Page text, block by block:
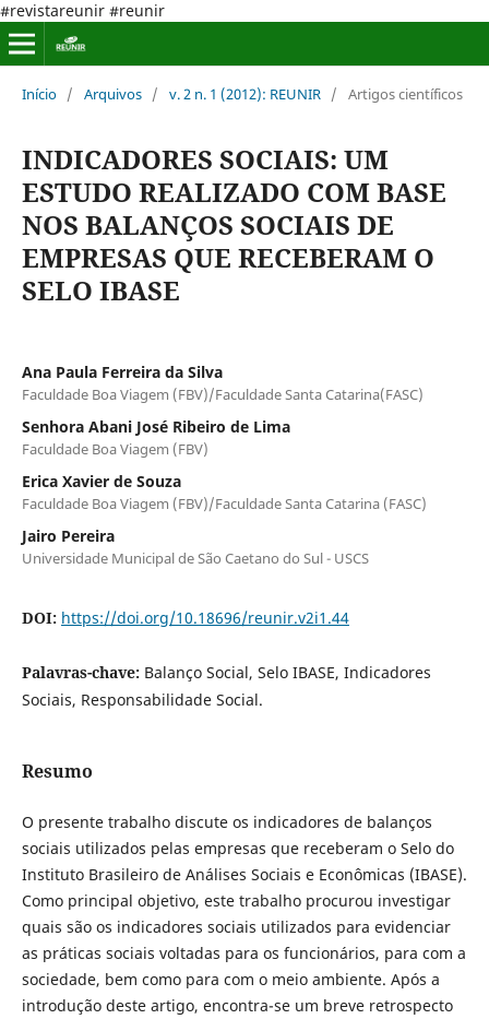
#revistareunir #reunir
Início / Arquivos / v. 2 n. 1 (2012): REUNIR / Artigos científicos
INDICADORES SOCIAIS: UM
ESTUDO REALIZADO COM BASE
NOS BALANÇOS SOCIAIS DE
EMPRESAS QUE RECEBERAM O
SELO IBASE
Ana Paula Ferreira da Silva
Faculdade Boa Viagem (FBV)/Faculdade Santa Catarina(FASC)
Senhora Abani José Ribeiro de Lima
Faculdade Boa Viagem (FBV)
Erica Xavier de Souza
Faculdade Boa Viagem (FBV)/Faculdade Santa Catarina (FASC)
Jairo Pereira
Universidade Municipal de São Caetano do Sul - USCS
DOI: https://doi.org/10.18696/reunir.v2i1.44
Palavras-chave: Balanço Social, Selo IBASE, Indicadores
Sociais, Responsabilidade Social.
Resumo
O presente trabalho discute os indicadores de balanços
sociais utilizados pelas empresas que receberam o Selo do
Instituto Brasileiro de Análises Sociais e Econômicas (IBASE).
Como principal objetivo, este trabalho procurou investigar
quais são os indicadores sociais utilizados para evidenciar
as práticas sociais voltadas para os funcionários, para com a
sociedade, bem como para com o meio ambiente. Após a
introdução deste artigo, encontra-se um breve retrospecto